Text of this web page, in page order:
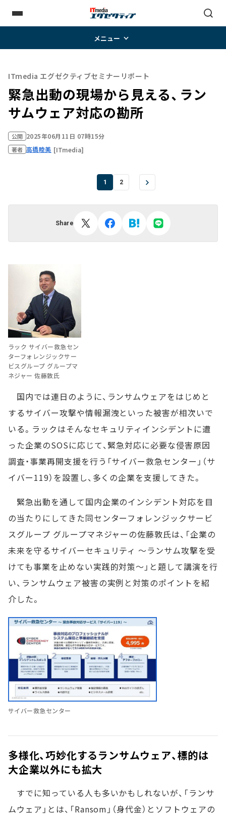
メニュー
ITmedia エグゼクティブセミナーリポート
緊急出動の現場から見える、ラン
サムウェア対応の勘所
公開 2025年06月11日 07時15分
著者 高橋睦美 [ITmedia]
1 2
Share
ラック サイバー救急セン
ターフォレンジックサー
ビスグループ グループマ
ネジャー 佐藤敦氏
国内では連日のように、ランサムウェアをはじめと
するサイバー攻撃や情報漏洩といった被害が相次いで
いる。ラックはそんなセキュリティインシデントに遭
った企業のSOSに応じて、緊急対応に必要な侵害原因
調査・事業再開支援を行う「サイバー救急センター」（サ
イバー119）を設置し、多くの企業を支援してきた。
緊急出動を通して国内企業のインシデント対応を目
の当たりにしてきた同センターフォレンジックサービ
スグループ グループマネジャーの佐藤敦氏は、「企業の
未来を守るサイバーセキュリティ ～ランサム攻撃を受
けても事業を止めない実践的対策～」と題して講演を行
い、ランサムウェア被害の実例と対策のポイントを紹
介した。
サイバー救急センター
多様化、巧妙化するランサムウェア、標的は
大企業以外にも拡大
すでに知っている人も多いかもしれないが、「ランサ
ムウェア」とは、「Ransom」（身代金）とソフトウェアの